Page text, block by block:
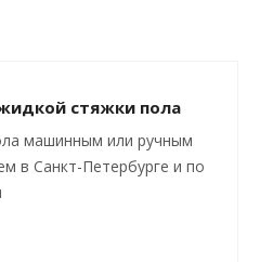
стяжки пола
машинным или ручным
в Санкт-Петербурге и по